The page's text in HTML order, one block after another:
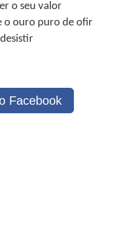
o seu valor
o ouro puro de ofir
Facebook